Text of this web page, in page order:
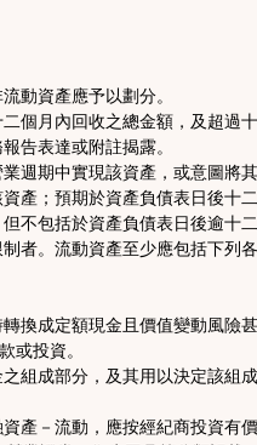
動資產應予以劃分。
個月內回收之總金額，及超過
告表達或附註揭露。
週期中實現該資產，或意圖將
產；預期於資產負債表日後十
不包括於資產負債表日後逾十
者。流動資產至少應包括下列
換成定額現金且價值變動風險
投資。
組成部分，及其用以決定該組
產－流動，應按經紀商投資有